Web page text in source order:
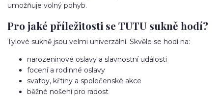
umožňuje volný pohyb.
Pro jaké příležitosti se TUTU sukně hodí?
Tylové sukně jsou velmi univerzální. Skvěle se hodí na:
narozeninové oslavy a slavnostní události
focení a rodinné oslavy
svatby, křtiny a společenské akce
běžné nošení pro radost